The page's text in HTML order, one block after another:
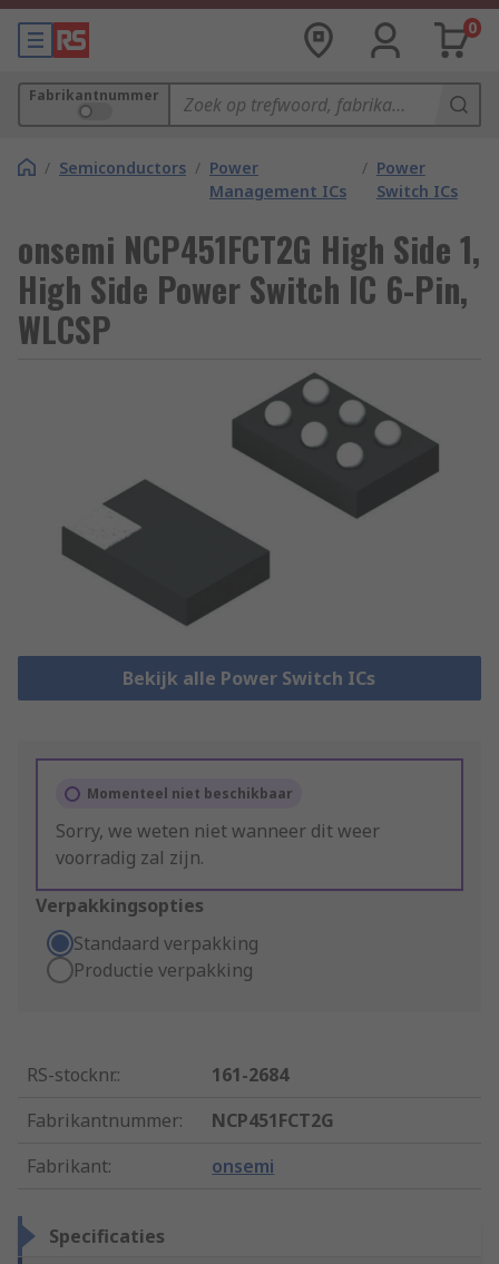
0
Fabrikantnummer
/ Semiconductors / Power
Management ICs
/ Power
Switch ICs
onsemi NCP451FCT2G High Side 1,
High Side Power Switch IC 6-Pin,
WLCSP
Bekijk alle Power Switch ICs
Momenteel niet beschikbaar
Sorry, we weten niet wanneer dit weer
voorradig zal zijn.
Verpakkingsopties
Standaard verpakking
Productie verpakking
RS-stocknr.:
161-2684
Fabrikantnummer:
NCP451FCT2G
Fabrikant: onsemi
Specificaties